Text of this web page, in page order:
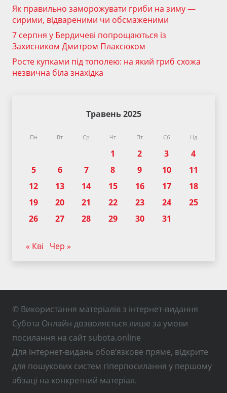
Як правильно заморожувати гриби на зиму —
сирими, відвареними чи обсмаженими
7 серпня у Бердичеві попрощаються із
Захисником Дмитром Плаксюком
Росте купками під тополею: на який гриб схожа
незвична біла знахідка
Травень 2025
Пн Вт Ср Чт Пт Сб Нд
1 2 3
4
5
6 7 8 9 10
11
12
13 14 15 16 17
18
19
20 21 22 23 24
25
26
27 28 29 30 31
« Кві Чер »
© Використання матеріалів з інтернет-видання
Субота Онлайн дозволяється лише за умови
посилання на сайт subota.online
Для інтернет-видань обов’язкове пряме, відкрите
для пошукових систем гіперпосилання у першому
абзаці на конкретний матеріал.